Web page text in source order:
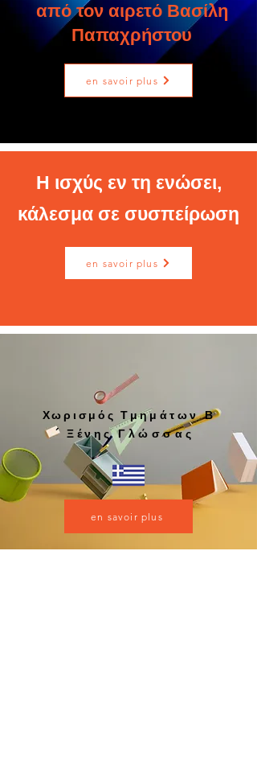
από τον αιρετό Βασίλη
Παπαχρήστου
en savoir plus
Η ισχύς εν τη ενώσει,
κάλεσμα σε συσπείρωση
en savoir plus
​ΧωρισμόςΤμημάτωνΒ
´ΞένηςΓλώσσας
en savoir plus